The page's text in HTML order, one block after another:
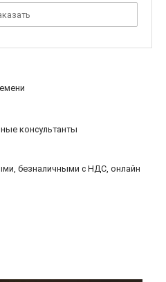
консультанты
безналичными с НДС, онлайн